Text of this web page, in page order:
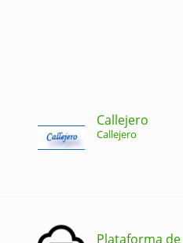
Callejero
Callejero
Plataforma de